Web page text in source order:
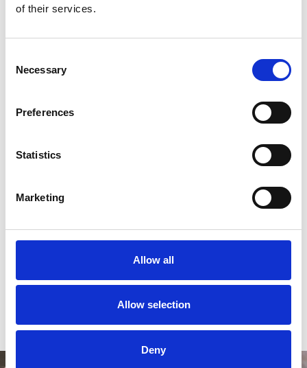
of their services.
Selection
Necessary
Preferences
Statistics
Marketing
Allow all
Allow selection
Deny
Watervoorziening: 2,8 liter reservoir
Manometer(s):
Gewicht:
0sterren op basis van0beoordelingen